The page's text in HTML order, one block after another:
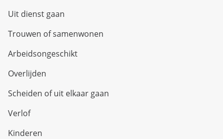
Uit dienst gaan
Trouwen of samenwonen
Arbeidsongeschikt
Overlijden
Scheiden of uit elkaar gaan
Verlof
Kinderen